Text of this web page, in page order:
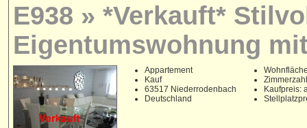
E938 » *Verkauft*
Eigentumswohnung
Appartement
Kauf
63517 Niederrodenbach
Deutschland
Kaufpreis: